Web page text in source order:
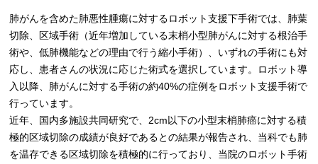
肺がんを含めた肺悪性腫瘍に対するロボット支援下手術では、肺葉
切除、区域手術（近年増加している末梢小型肺がんに対する根治手
術や、低肺機能などの理由で行う縮小手術）、いずれの手術にも対
応し、患者さんの状況に応じた術式を選択しています。ロボット導
入以降、肺がんに対する手術の約40%の症例をロボット支援手術で
行っています。
近年、国内多施設共同研究で、2cm以下の小型末梢肺癌に対する積
極的区域切除の成績が良好であるとの結果が報告され、当科でも肺
を温存できる区域切除を積極的に行っており、当院のロボット手術